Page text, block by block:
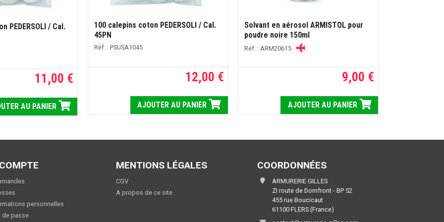
PEDERSOLI / Cal.
11,00 €
AU PANIER
100 calepins coton PEDERSOLI / Cal.
45PN
Réf. : PSUSA1045
12,00 €
AJOUTER AU PANIER
Solvant en aérosol ARMISTOL pour
poudre noire 150ml
Réf. : ARM20615
9,00 €
AJOUTER AU PANIER
personnelles
de passe
MENTIONS LÉGALES
CGV
A propos de ce site
COORDONNÉES
ARMURERIE GILLES
ZI route de Domfront - BP 52
455 rue Boucicaut
61100 FLERS (France)